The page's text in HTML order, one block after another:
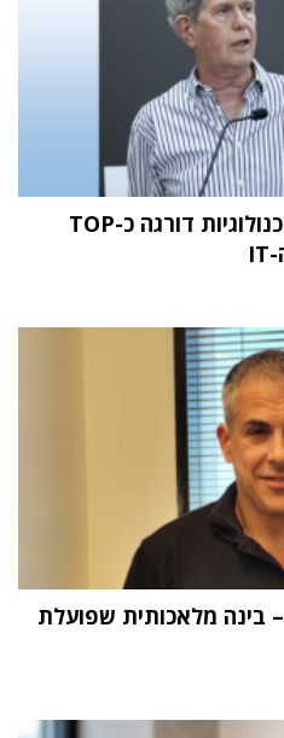
מחקר STKI השנתי: וואן טכנולוגיות דורגה כ-TOP
"העתיד הוא Physical AI – בינה מלאכותית שפועלת